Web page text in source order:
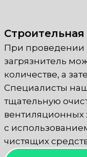
При проведении
загрязнитель
количестве, а
Специалисты
тщательную
вентиляционных
с
чистящих